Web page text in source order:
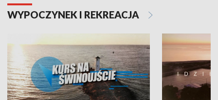
WYPOCZYNEK I REKREACJA